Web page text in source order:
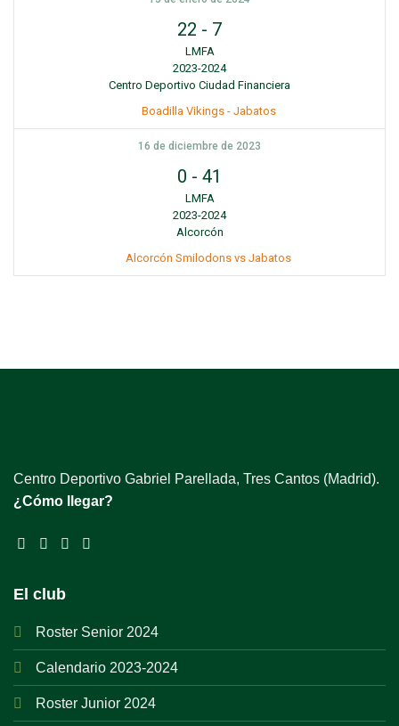
22 - 7
LMFA
2023-2024
Centro Deportivo Ciudad Financiera
Boadilla Vikings - Jabatos
16 de diciembre de 2023
0 - 41
LMFA
2023-2024
Alcorcón
Alcorcón Smilodons vs Jabatos
Centro Deportivo Gabriel Parellada, Tres Cantos (Madrid).
¿Cómo llegar?
El club
Roster Senior 2024
Calendario 2023-2024
Roster Junior 2024